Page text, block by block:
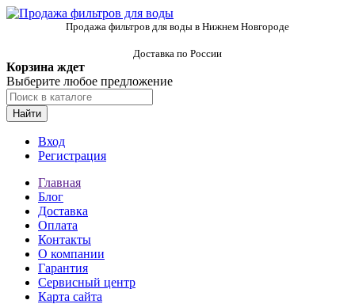
Продажа фильтров для воды в Нижнем Новгороде
Доставка по России
Корзина ждет
Выберите любое предложение
Найти
Вход
Регистрация
Главная
Блог
Доставка
Оплата
Контакты
О компании
Гарантия
Сервисный центр
Карта сайта